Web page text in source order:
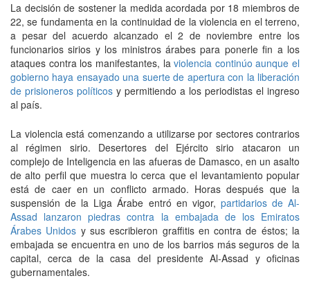
La decisión de sostener la medida acordada por 18 miembros de
22, se fundamenta en la continuidad de la violencia en el terreno,
a pesar del acuerdo alcanzado el 2 de noviembre entre los
funcionarios sirios y los ministros árabes para ponerle fin a los
ataques contra los manifestantes, laviolencia continúo aunque el
gobierno haya ensayado una suerte de apertura con la liberación
de prisioneros políticos y permitiendo a los periodistas el ingreso
al país.
La violencia está comenzando a utilizarse por sectores contrarios
al régimen sirio. Desertores del Ejército sirio atacaron un
complejo de Inteligencia en las afueras de Damasco, en un asalto
de alto perfil que muestra lo cerca que el levantamiento popular
está de caer en un conflicto armado. Horas después que la
suspensión de la Liga Árabe entró en vigor, partidarios de Al-
Assad lanzaron piedras contra la embajada de los Emiratos
Árabes Unidos y sus escribieron graffitis en contra de éstos; la
embajada se encuentra en uno de los barrios más seguros de la
capital, cerca de la casa del presidente Al-Assad y oficinas
gubernamentales.